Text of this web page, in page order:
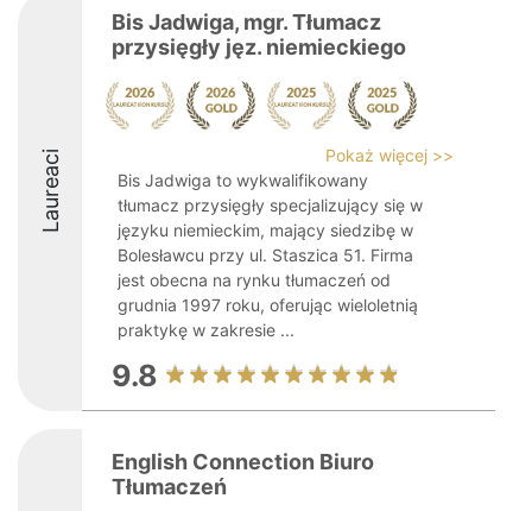
Laureaci
Bis Jadwiga, mgr. Tłumacz
przysięgły jęz. niemieckiego
Pokaż więcej >>
Bis Jadwiga to wykwalifikowany
tłumacz przysięgły specjalizujący się w
języku niemieckim, mający siedzibę w
Bolesławcu przy ul. Staszica 51. Firma
jest obecna na rynku tłumaczeń od
grudnia 1997 roku, oferując wieloletnią
praktykę w zakresie ...
9.8
English Connection Biuro
Tłumaczeń